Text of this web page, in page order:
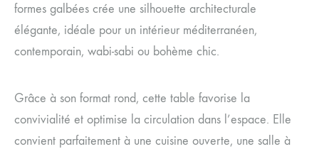
formes galbées crée une silhouette architecturale
élégante, idéale pour un intérieur méditerranéen,
contemporain, wabi-sabi ou bohème chic.
Grâce à son format rond, cette table favorise la
convivialité et optimise la circulation dans l’espace. Elle
convient parfaitement à une cuisine ouverte, une salle à